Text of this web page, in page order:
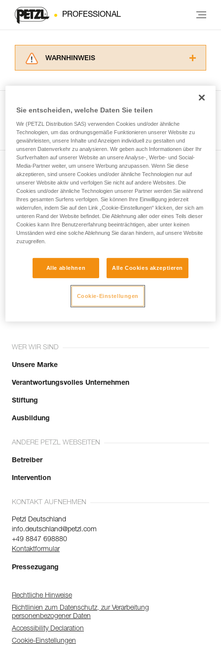
PROFESSIONAL
WARNHINWEIS
ziehen. Um diese Zusatzinformationen
der Gebrauchsanweisung enthaltenen
Informationen richtig verstanden haben.
Die Beherrschung dieser Techniken setzt eine
entsprechende Ausbildung und ein spezielles
Training voraus. Prüfen Sie zusammen mit
einem Profi, ob Sie in der Lage sind, den
Vorgang alleine sicher zu wiederholen, bevor
Sie ihn eigenständig durchführen.
Wir geben Beispiele für die mit Ihrer Aktivität
verbundenen Techniken. Möglicherweise gibt es
noch andere Techniken, die hier nicht
beschrieben werden.
Alle Techniken ansehen
Newsletter abonnieren
und auf dem Laufenden bleiben
Email *
Tritt der Community bei!
WER WIR SIND
Unsere Marke
Verantwortungsvolles Unternehmen
Stiftung
Ausbildung
ANDERE PETZL WEBSEITEN
Betreiber
Intervention
KONTAKT AUFNEHMEN
Petzl Deutschland
info.deutschland@petzl.com
+49 8847 698880
Kontaktformular
Pressezugang
Rechtliche Hinweise
Richtlinien zum Datenschutz, zur Verarbeitung
personenbezogener Daten
Accessibility Declaration
Cookie-Einstellungen
Sie entscheiden, welche Daten Sie teilen
Wir (PETZL Distribution SAS) verwenden Cookies und/oder ähnliche
Technologien, um das ordnungsgemäße Funktionieren unserer Website zu
gewährleisten, unsere Inhalte und Anzeigen individuell zu gestalten und
unseren Datenverkehr zu analysieren. Wir geben auch Informationen über Ihr
Surfverhalten auf unserer Website an unsere Analyse-, Werbe- und Social-
Media-Partner weiter, um unsere Werbung anzupassen. Wenn Sie diese
akzeptieren, sind unsere Cookies und/oder ähnliche Technologien nur auf
unserer Website aktiv und verfolgen Sie nicht auf andere Websites. Die
Cookies und/oder ähnliche Technologien unserer Partner werden Sie während
Ihres gesamten Surfens verfolgen. Sie können Ihre Einwilligung jederzeit
widerrufen, indem Sie auf den Link „Cookie-Einstellungen“ klicken, der sich am
unteren Rand der Website befindet. Die Ablehnung aller oder eines Teils dieser
Cookies kann Ihre Benutzererfahrung beeinträchtigen, aber unter keinen
Umständen wird eine solche Ablehnung Sie daran hindern, auf unsere Website
zuzugreifen.
Alle ablehnen Alle Cookies akzeptieren
Cookie-Einstellungen